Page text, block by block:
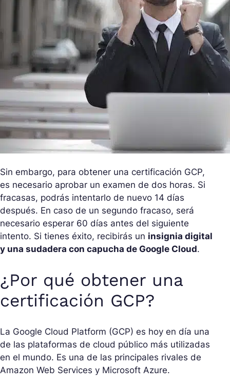
Sin embargo, para obtener una certificación GCP,
es necesario aprobar un examen de dos horas. Si
fracasas, podrás intentarlo de nuevo 14 días
después. En caso de un segundo fracaso, será
necesario esperar 60 días antes del siguiente
intento. Si tienes éxito, recibirás un insignia digital
y una sudadera con capucha de Google Cloud.
¿Por qué obtener una
certificación GCP?
La Google Cloud Platform (GCP) es hoy en día una
de las plataformas de cloud público más utilizadas
en el mundo. Es una de las principales rivales de
Amazon Web Services y Microsoft Azure.